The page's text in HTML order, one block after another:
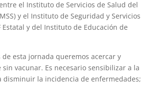
el Instituto de Servicios de Salud del
y el Instituto de Seguridad y Servicios
Estatal y del Instituto de Educación de
esta jornada queremos acercar y
vacunar. Es necesario sensibilizar a la
disminuir la incidencia de enfermedades;